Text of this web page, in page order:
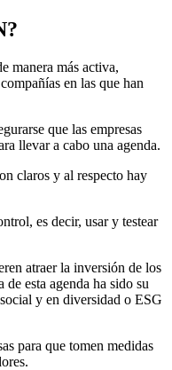
manera más activa,
en las que han
que las empresas
llevar a cabo una agenda.
claros y al respecto hay
es decir, usar y testear
atraer la inversión de los
esta agenda ha sido su
y en diversidad o ESG
para que tomen medidas